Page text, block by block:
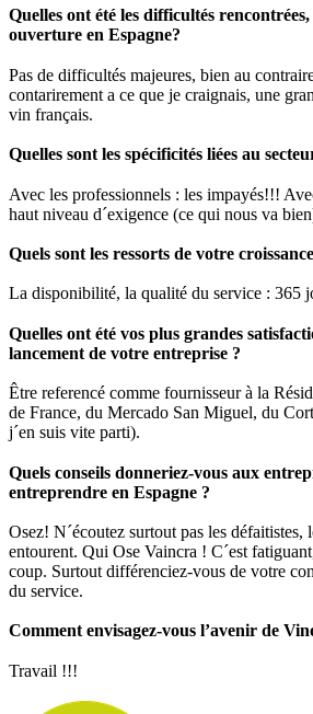
Quelles ont été les difficultés
ouverture en Espagne?
Pas de difficultés majeures, bien au
contarirement a ce que je craignais, une
vin français.
Quelles sont les spécificités liées au
Avec les professionnels : les impayés!!!
haut niveau d´exigence (ce qui nous va
Quels sont les ressorts de votre
La disponibilité, la qualité du service : 365
Quelles ont été vos plus grandes
lancement de votre entreprise ?
Être referencé comme fournisseur à la
de France, du Mercado San Miguel, du
j´en suis vite parti).
Quels conseils donneriez-vous aux
entreprendre en Espagne ?
Osez! N´écoutez surtout pas les défaitistes,
entourent. Qui Ose Vaincra ! C´est
coup. Surtout différenciez-vous de votre
du service.
Comment envisagez-vous l’avenir de
Travail !!!